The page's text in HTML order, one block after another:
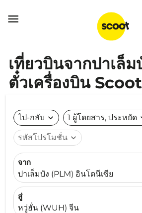

เที่ยวบินจากปาเล็
ตั๋วเครื่องบิน Scoot
ไป-กลับ expand_more 1 ผู้โดยสาร, ประหยัด
รหัสโปรโมชั่น expand_more
จาก
ปาเล็มบัง (PLM) อินโดนีเซีย
สู่
หวู่ฮั่น (WUH) จีน